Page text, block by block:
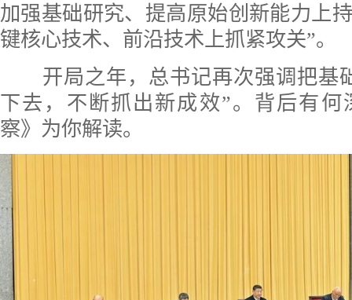
加强基础研究、提高原始创新能力上
键核心技术、前沿技术上抓紧攻关”。
开局之年，总书记再次强调把基
下去，不断抓出新成效”。背后有何
察》为你解读。